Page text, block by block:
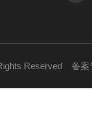
Reserved 备案